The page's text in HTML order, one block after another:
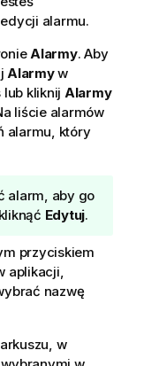
alarmu.
Alarmy. Aby
Alarmyw
lub kliknij Alarmy
liście alarmów
alarmu, który
alarm, aby go
Edytuj.
przyciskiem
aplikacji,
nazwę
w